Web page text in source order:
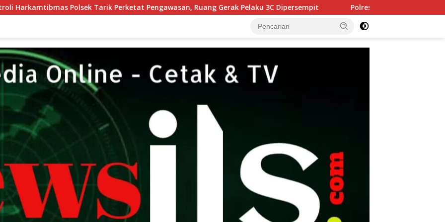
Perketat Pengawasan, Ruang Gerak Pelaku 3C Dipersempit Polres Pasuruan Tegaskan Penanganan Kasus Laka